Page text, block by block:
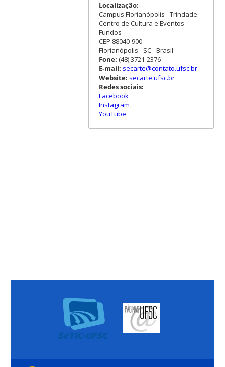
Localização:
Campus Florianópolis - Trindade
Centro de Cultura e Eventos -
Fundos
CEP 88040-900
Florianópolis - SC - Brasil
Fone: (48) 3721-2376
E-mail: secarte@contato.ufsc.br
Website: secarte.ufsc.br
Redes sociais:
Facebook
Instagram
YouTube